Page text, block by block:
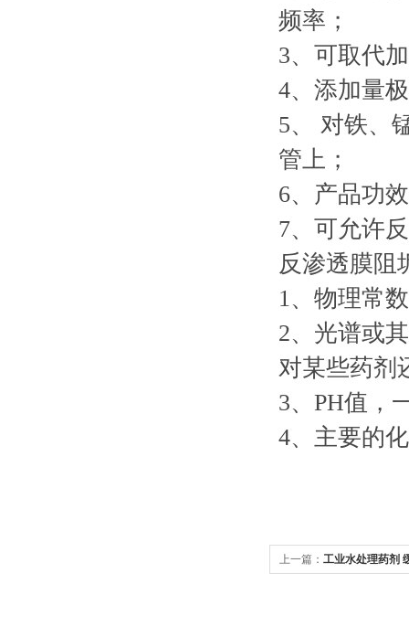
频率；
3、可取代
4、添加量
5、 对铁、
管上；
6、产品功
7、可允许
反渗透膜阻
1、物理常
2、光谱或
对某些药剂
3、PH值，
4、主要的
上一篇： 工业水处理药剂